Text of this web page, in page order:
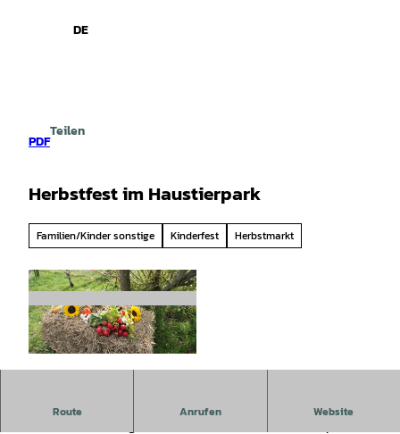
Gebärdensprache
DE
PDF
Teilen
Herbstfest im Haustierpark
Familien/Kinder sonstige Kinderfest Herbstmarkt
Route Anrufen Website
Landwirtschaftlicher Markt im Arche-Park.